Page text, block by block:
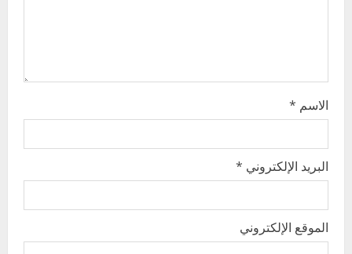
n
الاسم *
البريد الإلكتروني *
الموقع الإلكتروني